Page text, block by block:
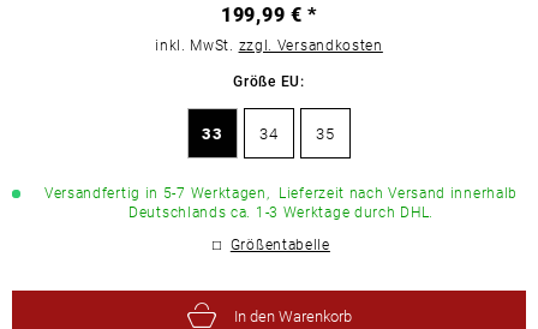
199,99 € *
inkl. MwSt. zzgl. Versandkosten
Größe EU:
33 34 35
Versandfertig in 5-7 Werktagen, Lieferzeit nach Versand innerhalb
Deutschlands ca. 1-3 Werktage durch DHL.
Größentabelle
In den Warenkorb